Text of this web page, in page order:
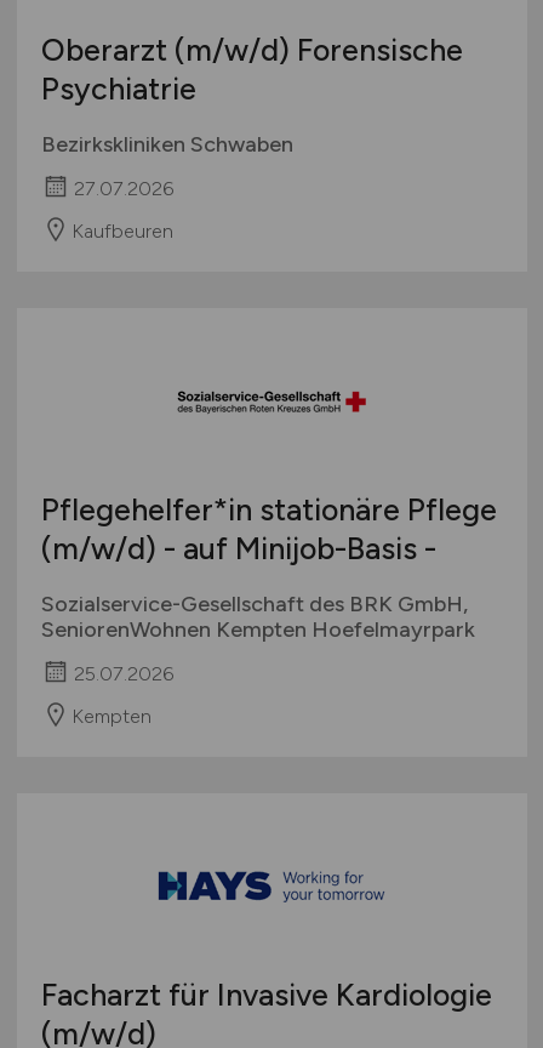
Oberarzt (m/w/d) Forensische
Psychiatrie
Bezirkskliniken Schwaben
27.07.2026
Kaufbeuren
Pflegehelfer*in stationäre Pflege
(m/w/d) - auf Minijob-Basis -
Sozialservice-Gesellschaft des BRK GmbH,
SeniorenWohnen Kempten Hoefelmayrpark
25.07.2026
Kempten
Facharzt für Invasive Kardiologie
(m/w/d)